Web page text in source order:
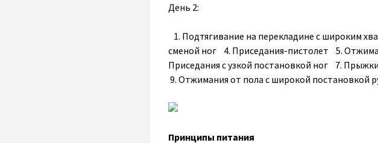
День 2:
1. Подтягивание на перекладине с широким
сменой ног 4. Приседания-пистолет 5.
Приседания с узкой постановкой ног 7.
9. Отжимания от пола с широкой постановкой
Принципы питания